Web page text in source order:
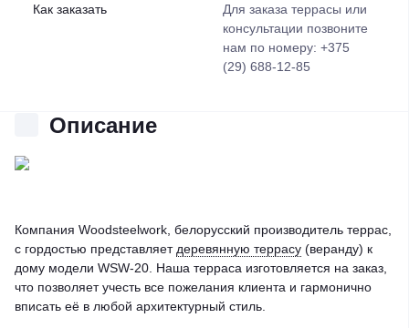
Как заказать
Для заказа террасы или
консультации позвоните
нам по номеру: +375
(29) 688-12-85
Описание
Компания Woodsteelwork, белорусский производитель террас,
с гордостью представляет деревянную террасу (веранду) к
дому модели WSW-20. Наша терраса изготовляется на заказ,
что позволяет учесть все пожелания клиента и гармонично
вписать её в любой архитектурный стиль.